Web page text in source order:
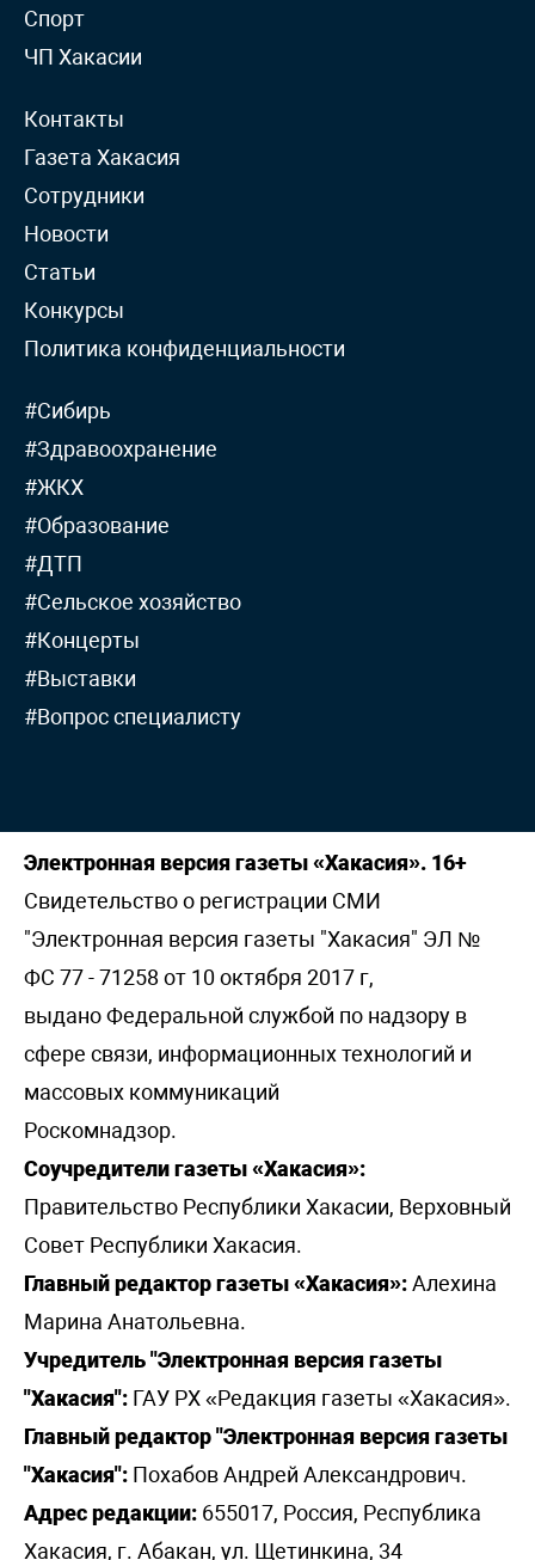
Спорт
ЧП Хакасии
Контакты
Газета Хакасия
Сотрудники
Новости
Статьи
Конкурсы
Политика конфиденциальности
#Сибирь
#Здравоохранение
#ЖКХ
#Образование
#ДТП
#Сельское хозяйство
#Концерты
#Выставки
#Вопрос специалисту
Электронная версия газеты «Хакасия». 16+
Свидетельство о регистрации СМИ
"Электронная версия газеты "Хакасия" ЭЛ №
ФС 77 - 71258 от 10 октября 2017 г,
выдано Федеральной службой по надзору в
сфере связи, информационных технологий и
массовых коммуникаций
Роскомнадзор.
Соучредители газеты «Хакасия»:
Правительство Республики Хакасии, Верховный
Совет Республики Хакасия.
Главный редактор газеты «Хакасия»:Алехина
Марина Анатольевна.
Учредитель "Электронная версия газеты
"Хакасия": ГАУ РХ «Редакция газеты «Хакасия».
Главный редактор "Электронная версия газеты
"Хакасия": Похабов Андрей Александрович.
Адрес редакции: 655017, Россия, Республика
Хакасия, г. Абакан, ул. Щетинкина, 34